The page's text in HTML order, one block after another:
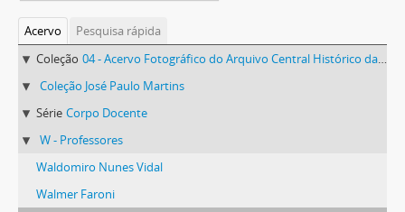
Acervo
Pesquisa rápida
Coleção 04 - Acervo Fotográfico do Arquivo Central Histórico da UFV
Coleção José Paulo Martins
Série Corpo Docente
W - Professores
Waldomiro Nunes Vidal
Walmer Faroni